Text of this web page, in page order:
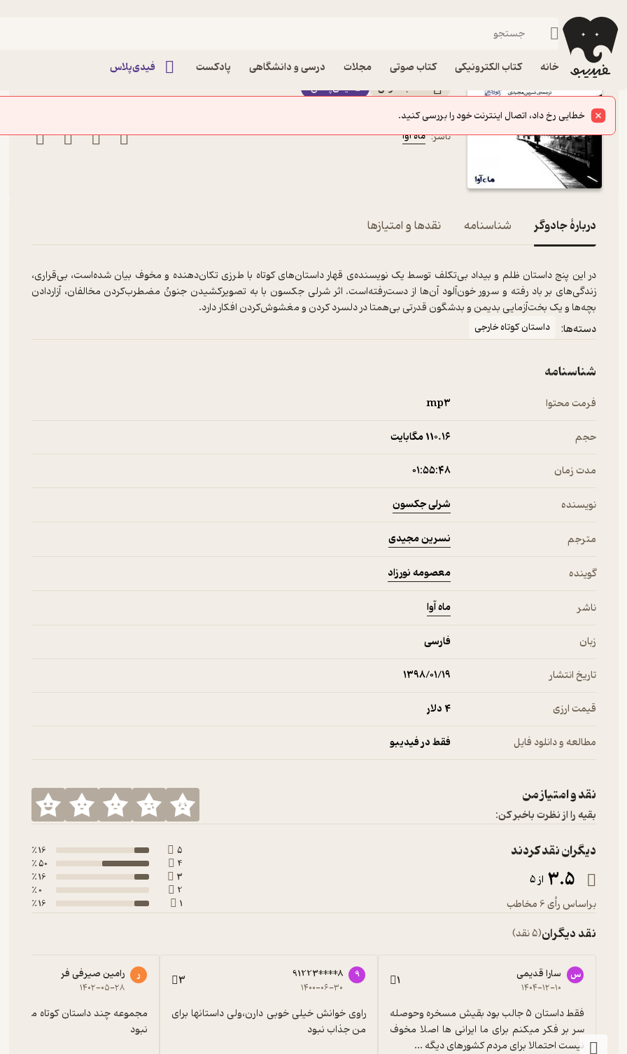
خانه کتاب الکترونیکی کتاب صوتی مجلات درسی و دانشگاهی پادکست فیدی‌پلاس
فیدیبو کتاب صوتی
کتاب صوتی جادوگر اثر شرلی جکسون
کتاب صوتی
فیدی‌پلاس
گوینده: معصومه نورزاد
ناشر: ماه آوا
دربارۀ جادوگر شناسنامه نقدها و امتیازها
در این پنج داستان ظلم و بیداد بی‌تکلف توسط یک نویسنده‌ی قهار داستان‌های کوتاه با طرزی تکان‌دهنده و مخوف بیان شده‌است، بی‌قراری،
زندگی‌های بر باد رفته و سرور خون‌آلود آن‌ها از دست‌رفته‌است. اثر شرلی جکسون با به تصویرکشیدن جنونُ مضطرب‌کردن مخالفان، آزاردادن
بچه‌ها و یک بخت‌آزمایی بدیمن و بدشگون قدرتی بی‌همتا در دلسرد کردن و مغشوش‌کردن افکار دارد.
دسته‌ها: داستان کوتاه خارجی
شناسنامه
فرمت محتوا mp۳
حجم 110.۱۶ مگابایت
مدت زمان ۰۱:۵۵:۴۸
نویسنده شرلی جکسون
مترجم نسرین مجیدی
گوینده معصومه نورزاد
ناشر ماه آوا
زبان فارسی
تاریخ انتشار ۱۳۹۸/۰۱/۱۹
قیمت ارزی 4 دلار
مطالعه و دانلود فایل فقط در فیدیبو
نقد و امتیاز من
بقیه را از نظرت باخبر کن:
دیگران نقد کردند
3.5 از 5
براساس رأی 6 مخاطب
5
16 ٪
4
50 ٪
3
16 ٪
2
0 ٪
1
16 ٪
نقد دیگران(5 نقد)
س سارا قدیمی
۱۴۰۴-۱۲-۱۰ 1
نیست احتمالا برای مردم کشورهای دیگه ...
9
91223****8
۱۴۰۰-۰۶-۳۰ 3
من جذاب نبود
ر رامین صیرفی فر
۱۴۰۲-۰۵-۲۸
نبود